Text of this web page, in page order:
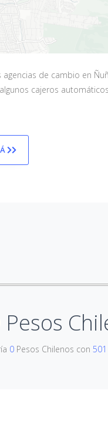
de cambio en
cajeros
Pesos
0Pesos Chilenos con 501